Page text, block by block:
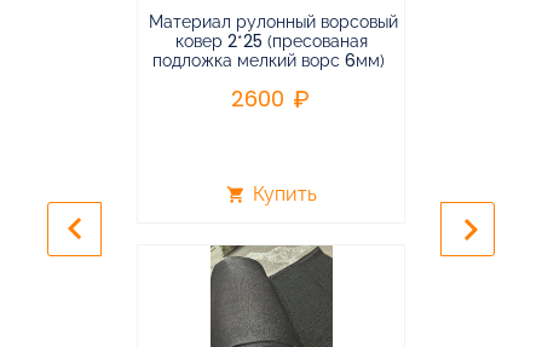
Материал рулонный ворсовый
ковер 2*25 (пресованая
подложка мелкий ворс 6мм)
2600
shopping_cart Купить
keyboard_arrow_left keyboard_arrow_right